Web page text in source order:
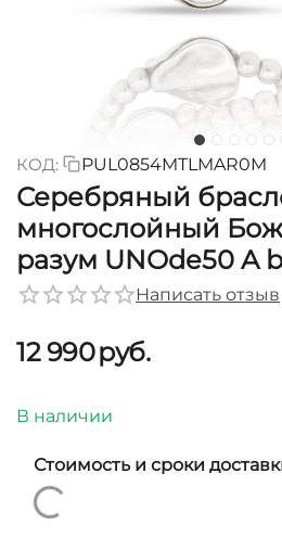
КОД: PUL0854MTLMAR0M
Серебряный
многослойный
разум UNOde50 A
Написать отзыв
12 990руб.
В наличии
Стоимость и сроки